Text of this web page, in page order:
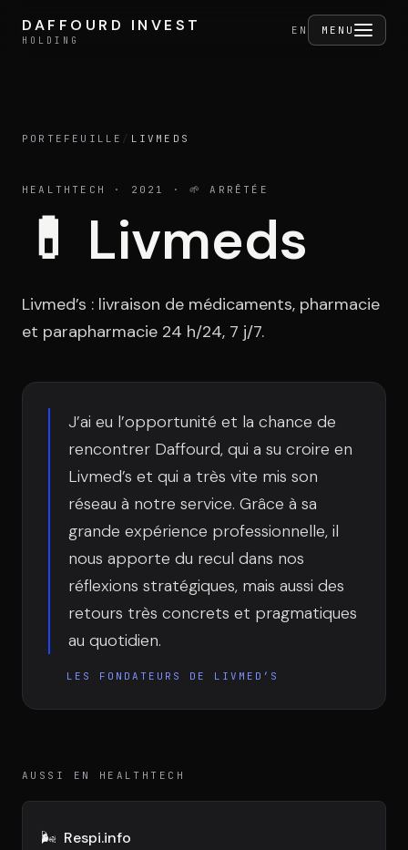
DAFFOURD INVEST
HOLDING
EN MENU
DAFFOURD INVEST
HOLDING
Portefeuille
Activités
Équipe
Témoignages
Contact
CONSEIL M&A AUGMENTÉ
PORTEFEUILLE / LIVMEDS
HEALTHTECH · 2021 · 🌱 ARRÊTÉE
💊 Livmeds
Livmed’s : livraison de médicaments, pharmacie
et parapharmacie 24 h/24, 7 j/7.
J’ai eu l’opportunité et la chance de
rencontrer Daffourd, qui a su croire en
Livmed’s et qui a très vite mis son
réseau à notre service. Grâce à sa
grande expérience professionnelle, il
nous apporte du recul dans nos
réflexions stratégiques, mais aussi des
retours très concrets et pragmatiques
au quotidien.
LES FONDATEURS DE LIVMED’S
AUSSI EN HEALTHTECH
🌬️ Respi.info